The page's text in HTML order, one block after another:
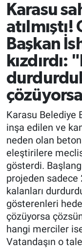
Karasu
Başkan
kızdırdı:
Karasu Belediye
inşa edilen ve
neden olan
eleştirilere
gösterdi.
projeden sadece
kalanları
gösterenleri
çözüyorsa
hangi merciler
Vatandaşın o